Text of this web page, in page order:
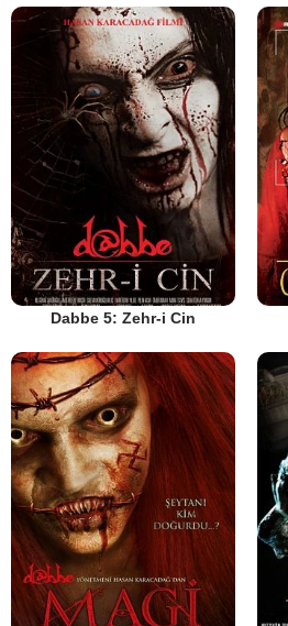
Dabbe 5: Zehr-i Cin